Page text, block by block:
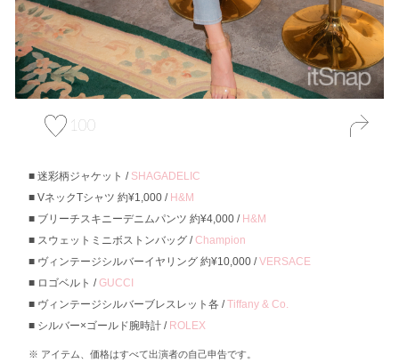
100
迷彩柄ジャケット / SHAGADELIC
VネックTシャツ 約¥1,000 / H&M
ブリーチスキニーデニムパンツ 約¥4,000 / H&M
スウェットミニボストンバッグ /Champion
ヴィンテージシルバーイヤリング 約¥10,000 /VERSACE
ロゴベルト /GUCCI
ヴィンテージシルバーブレスレット各 /Tiffany & Co.
シルバー×ゴールド腕時計 / ROLEX
アイテム、価格はすべて出演者の自己申告です。